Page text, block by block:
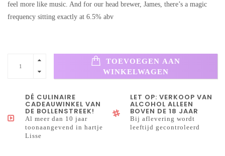
feel more like music. And for our head brewer, James, there’s a magic
frequency sitting exactly at 6.5% abv
TOEVOEGEN AAN
WINKELWAGEN
DÉ CULINAIRE
CADEAUWINKEL VAN
DE BOLLENSTREEK!
Al meer dan 10 jaar
toonaangevend in hartje
Lisse
LET OP: VERKOOP VAN
ALCOHOL ALLEEN
BOVEN DE 18 JAAR
Bij aflevering wordt
leeftijd gecontroleerd